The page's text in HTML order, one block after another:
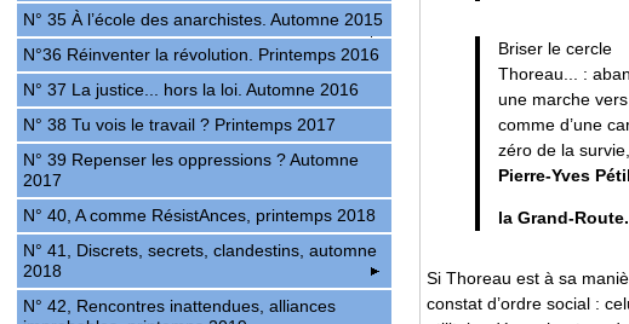
Briser le cercle
Thoreau... :
une marche
comme d’une
zéro de la
Pierre-Yves
la Grand-Route.
Si Thoreau est à sa
constat d’ordre social :
N° 35 À l’école des anarchistes. Automne 2015
N°36 Réinventer la révolution. Printemps 2016
N° 37 La justice... hors la loi. Automne 2016
N° 38 Tu vois le travail ? Printemps 2017
N° 39 Repenser les oppressions ? Automne
2017
N° 40, A comme RésistAnces, printemps 2018
N° 41, Discrets, secrets, clandestins, automne
2018
N° 42, Rencontres inattendues, alliances